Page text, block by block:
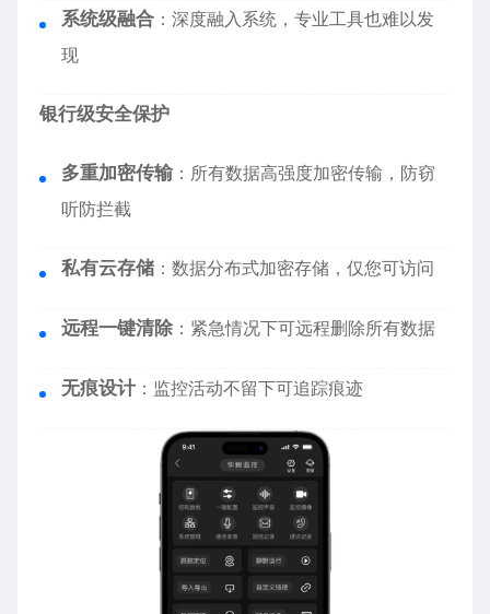
系统级融合 ：深度融入系统，专业工具也难以发
现
银行级安全保护
多重加密传输 ：所有数据高强度加密传输，防窃
听防拦截
私有云存储 ：数据分布式加密存储，仅您可访问
远程一键清除 ：紧急情况下可远程删除所有数据
无痕设计 ：监控活动不留下可追踪痕迹